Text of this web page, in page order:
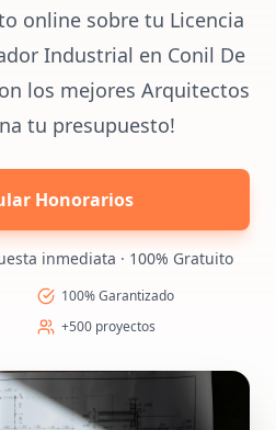
online sobre tu Licencia
Industrial en Conil De
los mejores Arquitectos
tu presupuesto!
Honorarios
inmediata · 100% Gratuito
100% Garantizado
+500 proyectos